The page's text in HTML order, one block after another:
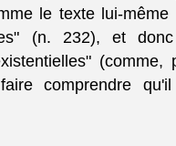
le texte lui-
(n. 232), et
comprendre